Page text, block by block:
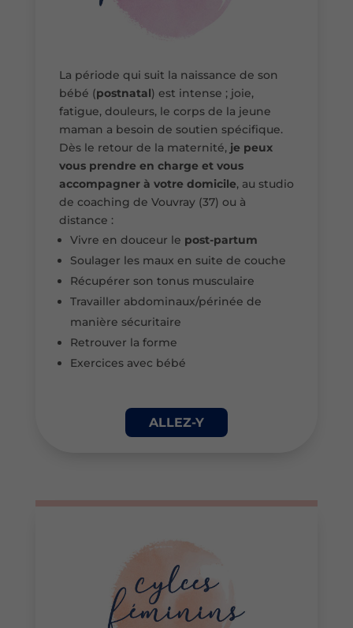
La période qui suit la naissance de son
bébé (postnatal) est intense ; joie,
fatigue, douleurs, le corps de la jeune
maman a besoin de soutien spécifique.
Dès le retour de la maternité, je peux
vous prendre en charge et vous
accompagner à votre domicile, au studio
de coaching de Vouvray (37) ou à
distance :
Vivre en douceur le post-partum
Soulager les maux en suite de couche
Récupérer son tonus musculaire
Travailler abdominaux/périnée de
manière sécuritaire
Retrouver la forme
Exercices avec bébé
ALLEZ-Y